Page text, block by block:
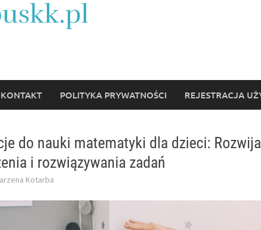
KONTAKT POLITYKA PRYWATNOŚCI REJESTRACJA
do nauki matematyki dla dzieci:
i rozwiązywania zadań
Kotarba